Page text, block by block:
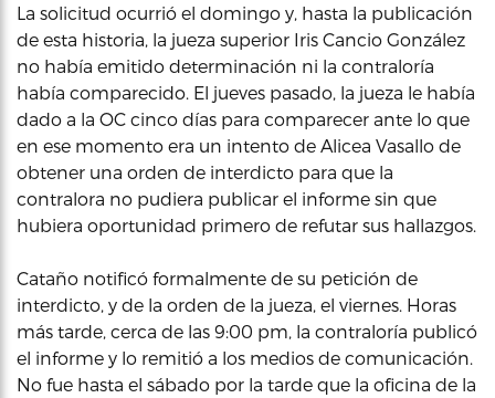
La solicitud ocurrió el domingo y, hasta la publicación
de esta historia, la jueza superior Iris Cancio González
no había emitido determinación ni la contraloría
había comparecido. El jueves pasado, la jueza le había
dado a la OC cinco días para comparecer ante lo que
en ese momento era un intento de Alicea Vasallo de
obtener una orden de interdicto para que la
contralora no pudiera publicar el informe sin que
hubiera oportunidad primero de refutar sus hallazgos.
Cataño notificó formalmente de su petición de
interdicto, y de la orden de la jueza, el viernes. Horas
más tarde, cerca de las 9:00 pm, la contraloría publicó
el informe y lo remitió a los medios de comunicación.
No fue hasta el sábado por la tarde que la oficina de la